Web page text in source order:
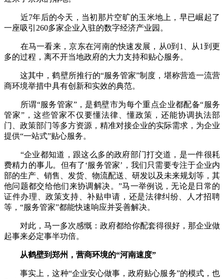
近7年后的今天，当初那片空旷的玉米地上，早已崛起了
一座吸引260多家企业入驻的数字经济产业园。
在马一看来，京东在河南的快速发展，从0到1、从1到更
多的过程，离不开当地政府的大力支持和贴心服务。
这其中，鹤壁所推行的“服务管家”制度，堪称营造一流营
商环境举措中具有创新和实效的典范。
所谓“服务管家”，是鹤壁市为每个重点企业都配备“服务
管家”，这些管家不仅要懂法律、懂政策，还能协调执法部
门、政策部门等多方资源，精准对接企业的实际需求，为企业
提供“一站式”贴心服务。
“企业都知道，跟这么多的政府部门打交道，是一件很耗
费精力的事儿。但有了‘服务管家’，我们只需要专注于企业内
部的生产、销售、发货、物流配送、研发以及未来规划等，其
他问题都交给他们来协调解决。”马一举例说，无论是日常的
证件办理、政策支持、补贴申请，还是法律纠纷、人才招聘
等，“服务管家”都能快速响应并妥善解决。
对此，马一多次感慨：政府都给你配套得很好，那企业做
起事来必定事半功倍。
从鹤壁到郑州，营商环境的“河南速度”
事实上，这种“企业安心做事，政府贴心服务”的模式，也